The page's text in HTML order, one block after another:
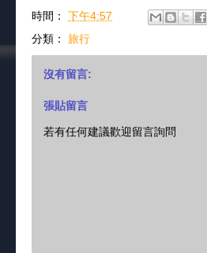
時間： 下午4:57
分類： 旅行
沒有留言:
張貼留言
若有任何建議歡迎留言詢問